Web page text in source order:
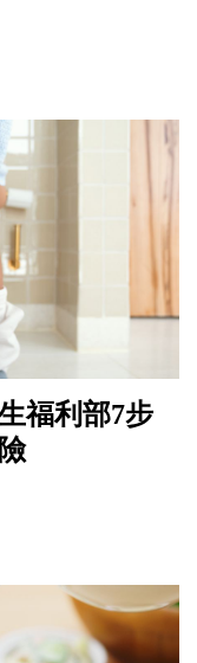
福利部7步